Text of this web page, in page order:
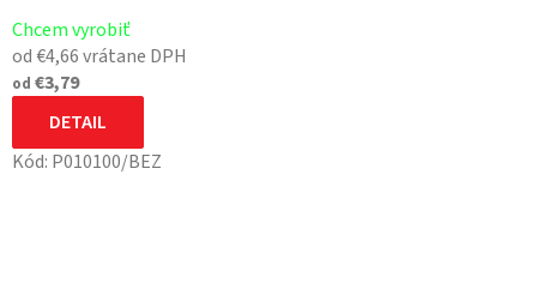
Chcem vyrobiť
od €4,66 vrátane DPH
od €3,79
DETAIL
Kód: P010100/BEZ